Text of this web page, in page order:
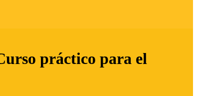
práctico para el